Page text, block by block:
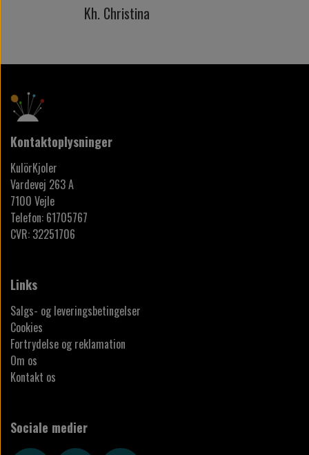
Kh. Christina
Kontaktoplysninger
KulörKjoler
Vardevej 263 A
7100 Vejle
Telefon: 61705767
CVR: 32251706
Links
Salgs- og leveringsbetingelser
Cookies
Fortrydelse og reklamation
Om os
Kontakt os
Sociale medier